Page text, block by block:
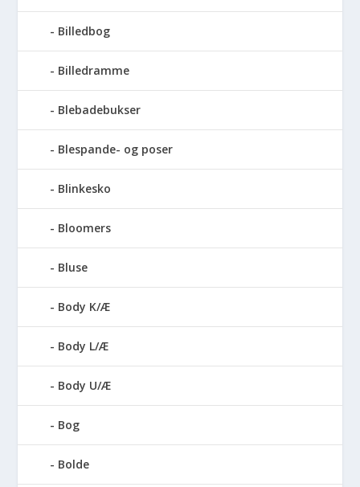
Billedbog
Billedramme
Blebadebukser
Blespande- og poser
Blinkesko
Bloomers
Bluse
Body K/Æ
Body L/Æ
Body U/Æ
Bog
Bolde